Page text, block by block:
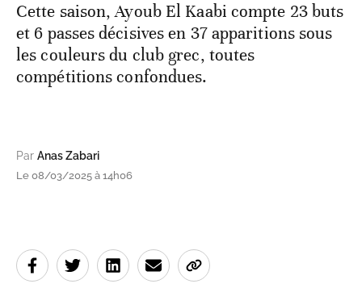
Cette saison, Ayoub El Kaabi compte 23 buts
et 6 passes décisives en 37 apparitions sous
les couleurs du club grec, toutes
compétitions confondues.
Par Anas Zabari
Le 08/03/2025 à 14h06